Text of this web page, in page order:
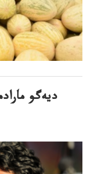
ديەگو